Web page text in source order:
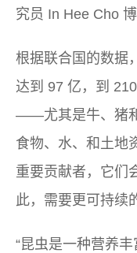
究员 In Hee Cho 博
根据联合国的数据
达到 97 亿，到
——尤其是牛、猪
食物、水、和土地
重要贡献者，它们
此，需要更可持续
“昆虫是一种营养